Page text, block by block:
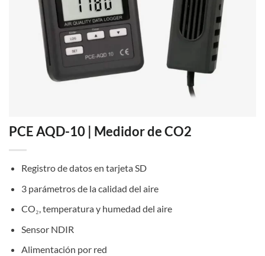
PCE AQD-10 | Medidor de CO2
Registro de datos en tarjeta SD
3 parámetros de la calidad del aire
CO₂, temperatura y humedad del aire
Sensor NDIR
Alimentación por red